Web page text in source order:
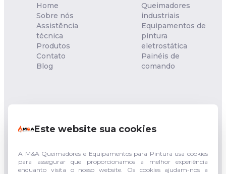
Este website sua cookies
A M&A Queimadores e Equipamentos para Pintura usa cookies
para assegurar que proporcionamos a melhor experiência
enquanto visita o nosso website. Os cookies ajudam-nos a
Home
Sobre nós
Assistência
técnica
Produtos
Contato
Blog
Queimadores
industriais
Equipamentos de
pintura
eletrostática
Painéis de
comando
Rua Francisco Sgambatt,
SPCEP: 06182-040
(011) 94744-3943